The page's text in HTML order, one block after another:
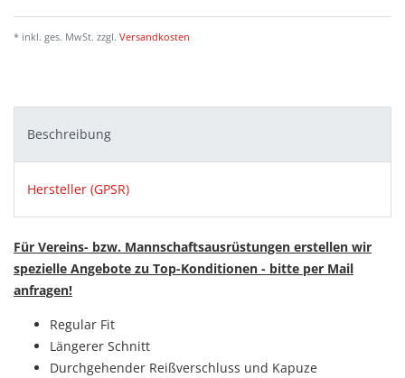
* inkl. ges. MwSt. zzgl. Versandkosten
Beschreibung
Hersteller (GPSR)
Für Vereins- bzw. Mannschaftsausrüstungen erstellen wir
spezielle Angebote zu Top-Konditionen - bitte per Mail
anfragen!
Regular Fit
Längerer Schnitt
Durchgehender Reißverschluss und Kapuze